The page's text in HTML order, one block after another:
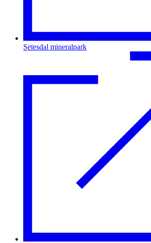
Setesdal mineralpark